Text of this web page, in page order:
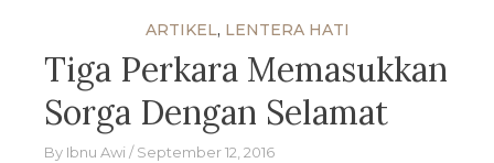
ARTIKEL, LENTERA HATI
Tiga Perkara Memasukkan
Sorga Dengan Selamat
By Ibnu Awi September 12, 2016